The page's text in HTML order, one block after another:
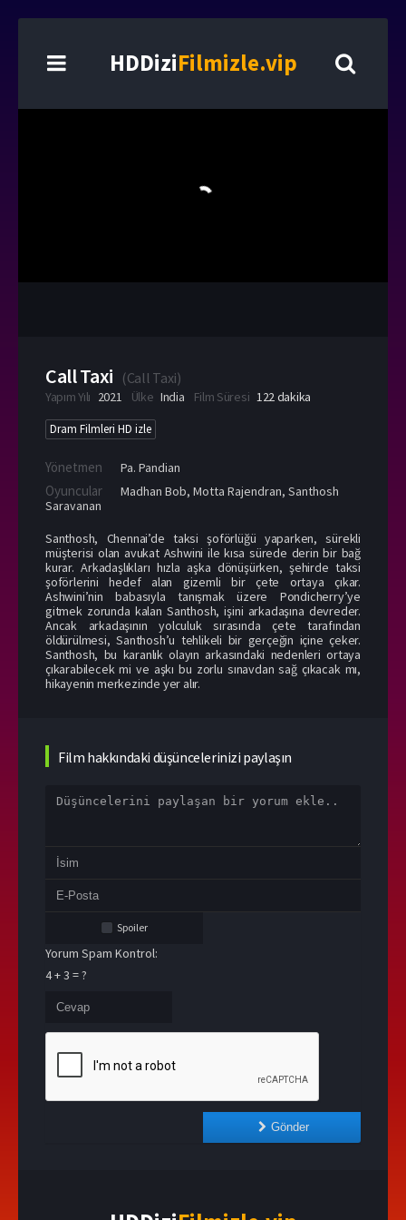
HDDiziFilmizle.vip
Call Taxi (Call Taxi)
Yapım Yılı 2021 Ülke India Film Süresi 122 dakika
Dram Filmleri HD izle
Yönetmen Pa. Pandian
Oyuncular Madhan Bob, Motta Rajendran, Santhosh
Saravanan
Santhosh, Chennai’de taksi şoförlüğü yaparken, sürekli
müşterisi olan avukat Ashwini ile kısa sürede derin bir bağ
kurar. Arkadaşlıkları hızla aşka dönüşürken, şehirde taksi
şoförlerini hedef alan gizemli bir çete ortaya çıkar.
Ashwini’nin babasıyla tanışmak üzere Pondicherry’ye
gitmek zorunda kalan Santhosh, işini arkadaşına devreder.
Ancak arkadaşının yolculuk sırasında çete tarafından
öldürülmesi, Santhosh’u tehlikeli bir gerçeğin içine çeker.
Santhosh, bu karanlık olayın arkasındaki nedenleri ortaya
çıkarabilecek mi ve aşkı bu zorlu sınavdan sağ çıkacak mı,
hikayenin merkezinde yer alır.
Film hakkındaki düşüncelerinizi paylaşın
Spoiler
Yorum Spam Kontrol:
4 + 3 = ?
Gönder